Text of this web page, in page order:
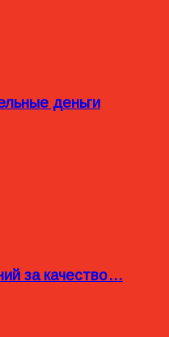
деньги
за качество…